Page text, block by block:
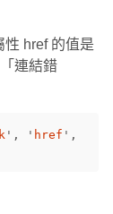
性 href 的值是
連結錯
' , ' href ' ,